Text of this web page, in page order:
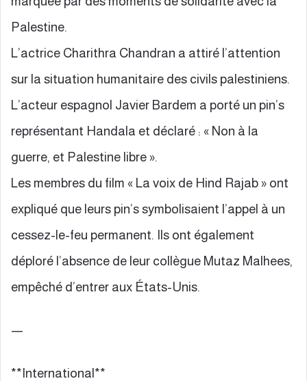
Palestine.
L’actrice Charithra Chandran a attiré l’attention
sur la situation humanitaire des civils palestiniens.
L’acteur espagnol Javier Bardem a porté un pin’s
représentant Handala et déclaré : « Non à la
guerre, et Palestine libre ».
Les membres du film « La voix de Hind Rajab » ont
expliqué que leurs pin’s symbolisaient l’appel à un
cessez-le-feu permanent. Ils ont également
déploré l’absence de leur collègue Mutaz Malhees,
empêché d’entrer aux États-Unis.
—
**International**